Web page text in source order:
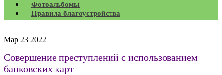
Фотоальбомы
Правила благоустройства
Мар 23 2022
Совершение преступлений с использованием
банковских карт